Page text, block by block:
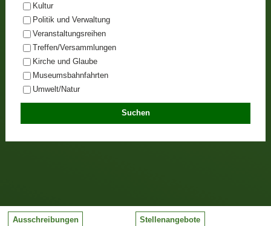
Kultur
Politik und Verwaltung
Veranstaltungsreihen
Treffen/Versammlungen
Kirche und Glaube
Museumsbahnfahrten
Umwelt/Natur
Ausschreibungen Stellenangebote